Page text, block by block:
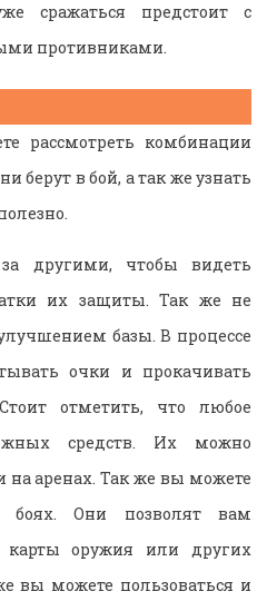
сражаться предстоит с
противниками.
рассмотреть комбинации
берут в бой, а так же узнать
другими, чтобы видеть
их защиты. Так же не
базы. В процессе
очки и прокачивать
отметить, что любое
средств. Их можно
на аренах. Так же вы можете
Они позволят вам
карты оружия или других
вы можете пользоваться и